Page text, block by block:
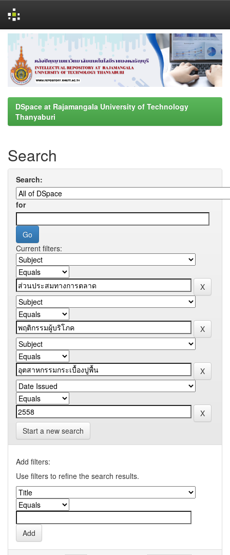
navigation
DSpace at Rajamangala University of Technology
Thanyaburi
Search
Search:
for
Current filters:
Start a new search
Add filters:
Use filters to refine the search results.